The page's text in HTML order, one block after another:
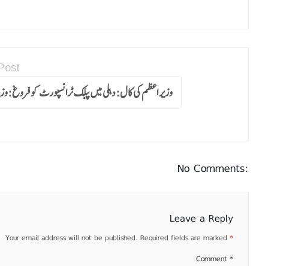
وزیر اعظم کی کال: دہلی میں پبلک ٹرانسپورٹ کو
No Comments:
Leave a Reply
Your email address will not be published. Required fields are marked *
Comment *